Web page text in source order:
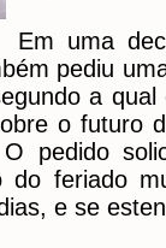
Em uma
pediu
a
o futuro
pedido
do feriado
e se